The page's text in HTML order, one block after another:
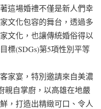
這場婚禮不僅是新人們幸
文化包容的舞台，透過多
文化，也讓傳統婚俗得以
標(SDGs)第5項性別平等
家宴，特別邀請來自美濃
親自掌廚，以高雄在地嚴
，打造出精緻可口、令人